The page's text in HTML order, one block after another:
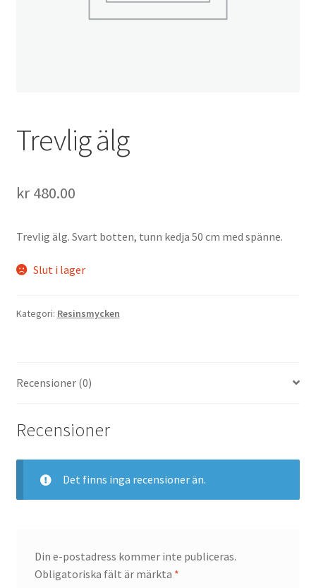
Trevlig älg
kr480.00
Trevlig älg. Svart botten, tunn kedja 50 cm med spänne.
Slut i lager
Kategori: Resinsmycken
Recensioner (0)
Recensioner
Det finns inga recensioner än.
Din e-postadress kommer inte publiceras.
Obligatoriska fält är märkta *